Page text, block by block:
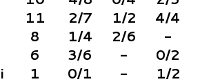
11 2/7 1/2
4/4
8 1/4 2/6
-
6 3/6 -
0/2
1 0/1 -
1/2